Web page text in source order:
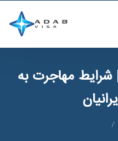
به آمریکا ۲۰۲۵ | شرایط مهاجرت به